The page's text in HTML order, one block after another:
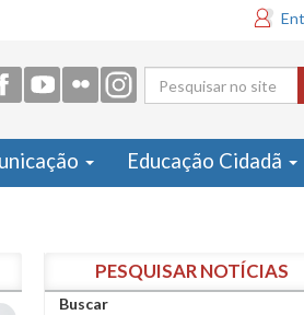
Formulário
de busca
Educação Cidadã
PESQUISAR NOTÍCIAS
Buscar